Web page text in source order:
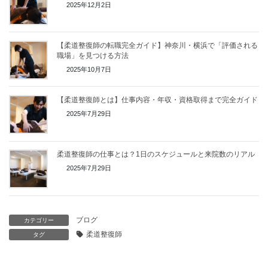
2025年12月2日
【柔道整復師の転職完全ガイド】神奈川・横浜で「評価される
職場」を見つける方法
2025年10月7日
【柔道整復師とは】仕事内容・年収・資格取得まで完全ガイド
2025年7月29日
柔道整復師の仕事とは？1日のスケジュールと来院数のリアル
2025年7月29日
カテゴリー ブログ
タグ 柔道整復師